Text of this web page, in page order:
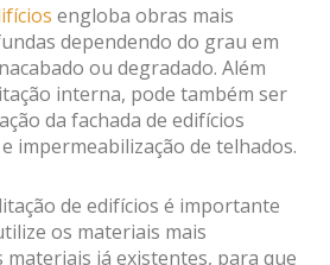
engloba obras mais
dependendo do grau em
ou degradado. Além
interna, pode também ser
da fachada de edifícios
impermeabilização de telhados.
de edifícios é importante
os materiais mais
materiais já existentes, para que